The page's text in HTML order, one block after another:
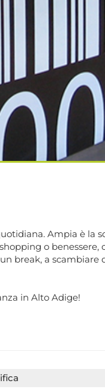
Ampia è la
o
break, a scambiare
in Alto Adige!